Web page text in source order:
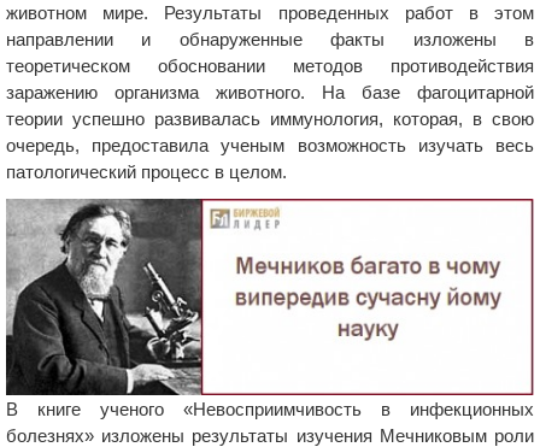
животном мире. Результаты проведенных работ в этом
направлении и обнаруженные факты изложены в
теоретическом обосновании методов противодействия
заражению организма животного. На базе фагоцитарной
теории успешно развивалась иммунология, которая, в свою
очередь, предоставила ученым возможность изучать весь
патологический процесс в целом.
В книге ученого «Невосприимчивость в инфекционных
болезнях» изложены результаты изучения Мечниковым роли